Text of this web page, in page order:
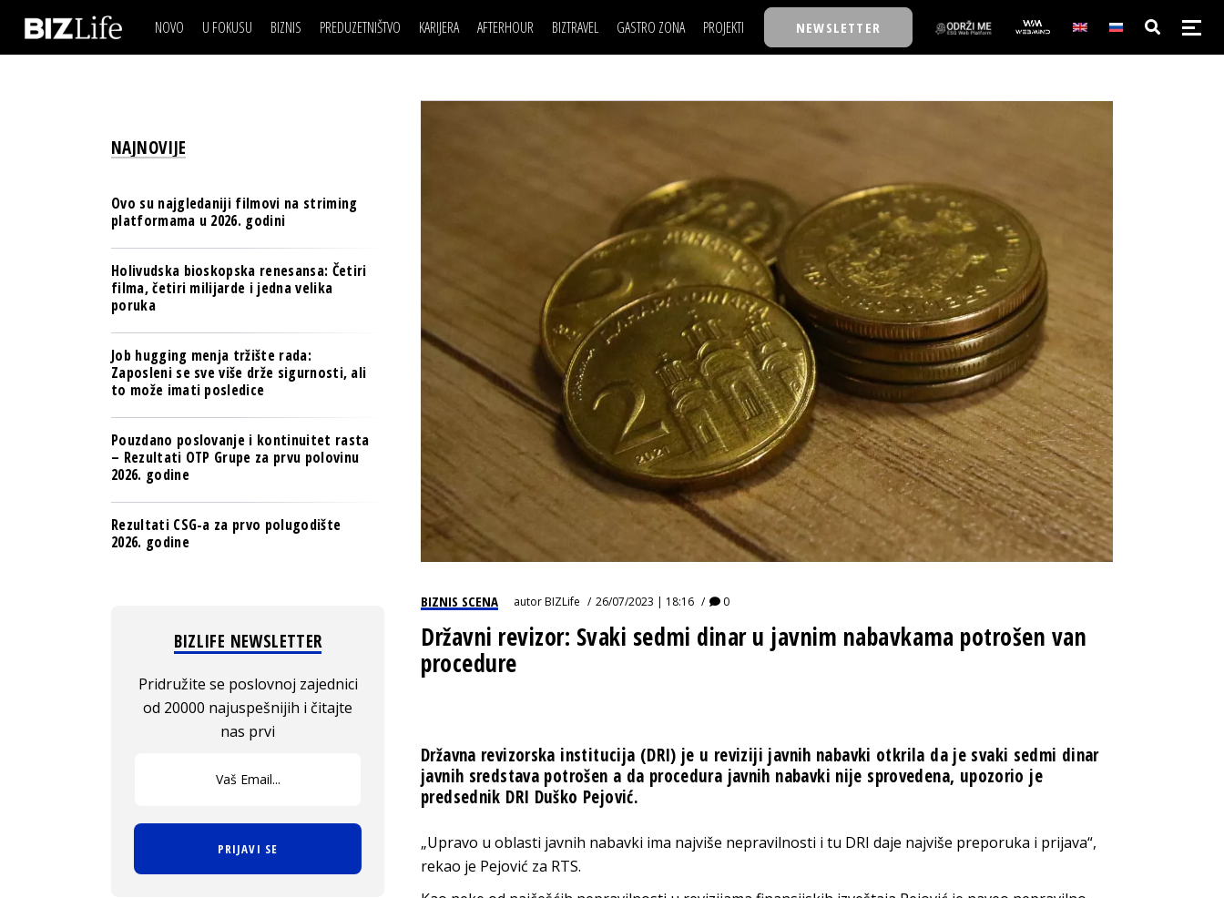
NOVO U FOKUSU BIZNIS
OSIGURANJE
TECH I AI
PULS REGIONA
NOVO NA RAFU
PREDUZETNIŠTVO KARIJERA AFTERHOUR BIZTRAVEL GASTRO ZONA PROJEKTI
BACK TO OFFICE/SCHOOL
BIZBENDOVI
BIZKOLEGIJUM
BMW BIZNIS LIGA
BIZLIFE WEEK
IZJAVA GODINE
NEWSLETTER
IZJAVA DANABIZNIS SCENA
BREND I KOMUNIKACIJE
OSIGURANJE
BIZNIS & SPORT
PULS REGIONA
POSAO
MOJ UGAO
FILM I SCENA
AUTO SVET
NAJKOLEGA
30 ISPOD 30
BIZKOLEGIJUM
BMW BIZNIS LIGA
BIZLIFE WEEK
IZJAVA GODINE
BIZNIS SCENA autorBIZLife 26/07/2023 | 18:16 0
Državni revizor: Svaki sedmi dinar u javnim nabavkama potrošen van
procedure
Državna revizorska institucija (DRI) je u reviziji javnih nabavki otkrila da je svaki sedmi dinar
javnih sredstava potrošen a da procedura javnih nabavki nije sprovedena, upozorio je
predsednik DRI Duško Pejović.
„Upravo u oblasti javnih nabavki ima najviše nepravilnosti i tu DRI daje najviše preporuka i prijava“,
rekao je Pejović za RTS.
NAJNOVIJE
Ovo su najgledaniji filmovi na striming
platformama u 2026. godini
Holivudska bioskopska renesansa: Četiri
filma, četiri milijarde i jedna velika
poruka
Job hugging menja tržište rada:
Zaposleni se sve više drže sigurnosti, ali
to može imati posledice
Pouzdano poslovanje i kontinuitet rasta
– Rezultati OTP Grupe za prvu polovinu
2026. godine
Rezultati CSG-a za prvo polugodište
2026. godine
BIZLIFE NEWSLETTER
Pridružite se poslovnoj zajednici
od 20000 najuspešnijih i čitajte
nas prvi
PRIJAVI SE